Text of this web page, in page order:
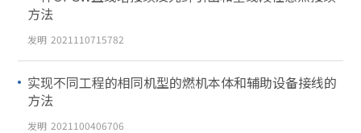
方法
发明 2021110715782
实现不同工程的相同机型的燃机本体和辅助设备接线的
方法
发明 2021100406706